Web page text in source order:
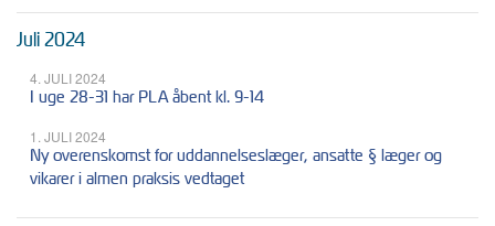
Juli 2024
4. JULI 2024
I uge 28-31 har PLA åbent kl. 9-14
1. JULI 2024
Ny overenskomst for uddannelseslæger, ansatte § læger og
vikarer i almen praksis vedtaget